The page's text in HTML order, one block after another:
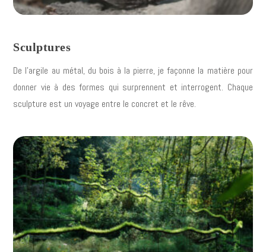
Sculptures
De l’argile au métal, du bois à la pierre, je façonne la matière pour
donner vie à des formes qui surprennent et interrogent. Chaque
sculpture est un voyage entre le concret et le rêve.